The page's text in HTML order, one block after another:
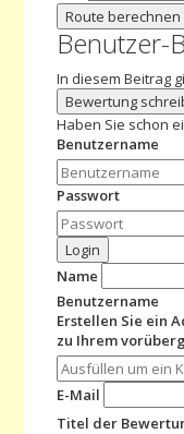
Route berechnen
Benutzer-
In diesem Beitrag
Bewertung
Haben Sie schon
Benutzername
Passwort
Login
Name
Benutzername
Erstellen Sie ein
zu Ihrem
E-Mail
Titel der